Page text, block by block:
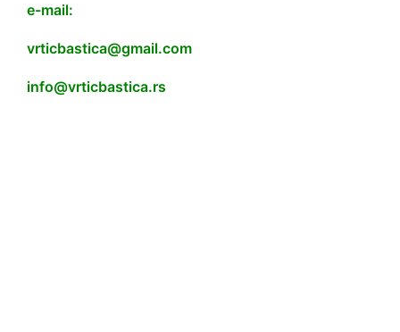
e-mail:
vrticbastica@gmail.com
info@vrticbastica.rs